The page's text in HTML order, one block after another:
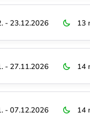
- 23.12.2026 13
- 27.11.2026 14
- 07.12.2026 14